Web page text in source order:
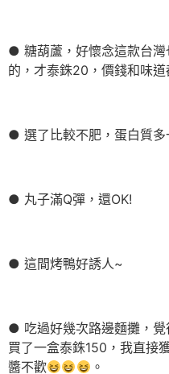
● 糖葫蘆，好懷念這款台
的，才泰銖20，價錢和味
● 選了比較不肥，蛋白質多
● 丸子滿Q彈，還OK!
● 這間烤鴨好誘人~
● 吃過好幾次路邊麵攤，覺
買了一盒泰銖150，我直接
醬不歡
。